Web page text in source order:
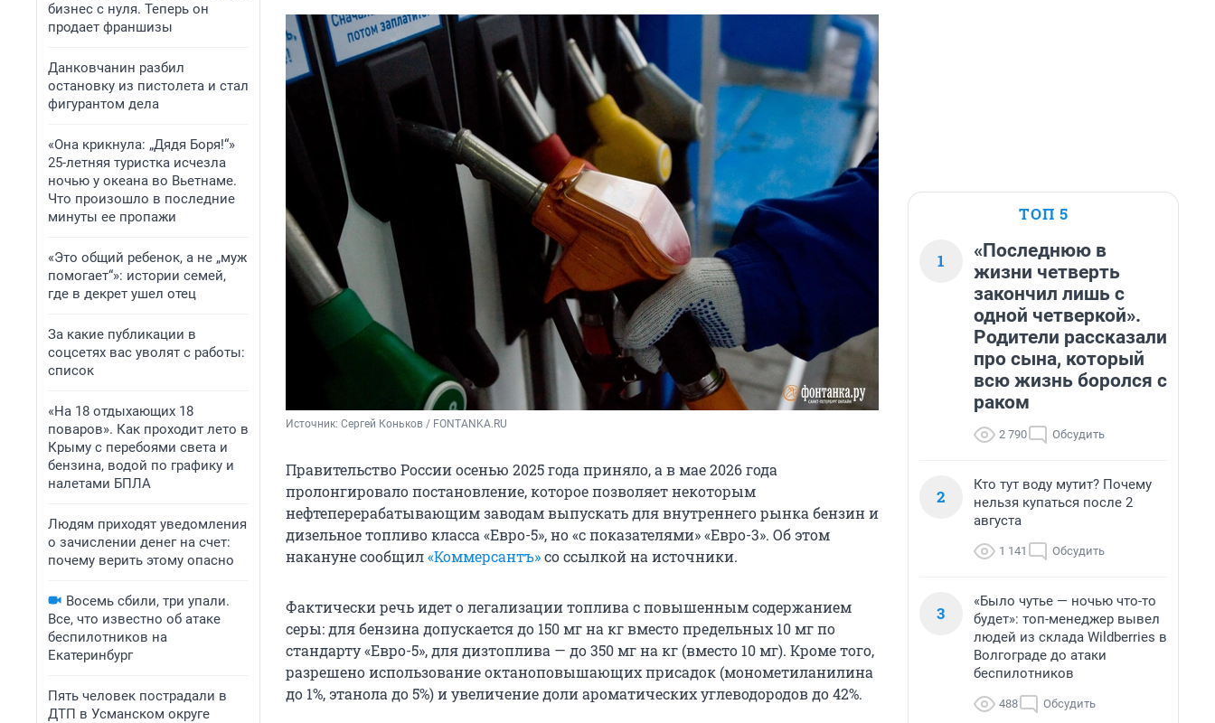
бизнес с нуля. Теперь он
продает франшизы
Данковчанин разбил
остановку из пистолета и стал
фигурантом дела
«Она крикнула: „Дядя Боря!“»
25-летняя туристка исчезла
ночью у океана во Вьетнаме.
Что произошло в последние
минуты ее пропажи
«Это общий ребенок, а не „муж
помогает“»: истории семей,
где в декрет ушел отец
За какие публикации в
соцсетях вас уволят с работы:
список
«На 18 отдыхающих 18
поваров». Как проходит лето в
Крыму с перебоями света и
бензина, водой по графику и
налетами БПЛА
Людям приходят уведомления
о зачислении денег на счет:
почему верить этому опасно
Восемь сбили, три упали.
Все, что известно об атаке
беспилотников на
Екатеринбург
Пять человек пострадали в
ДТП в Усманском округе
Источник: Сергей Коньков / FONTANKA.RU
Правительство России осенью 2025 года приняло, а в мае 2026 года
пролонгировало постановление, которое позволяет некоторым
нефтеперерабатывающим заводам выпускать для внутреннего рынка бензин и
дизельное топливо класса «Евро-5», но «с показателями» «Евро-3». Об этом
накануне сообщил«Коммерсантъ»со ссылкой на источники.
Фактически речь идет о легализации топлива с повышенным содержанием
серы: для бензина допускается до 150 мг на кг вместо предельных 10 мг по
стандарту «Евро-5», для дизтоплива — до 350 мг на кг (вместо 10 мг). Кроме того,
разрешено использование октаноповышающих присадок (монометиланилина
до 1%, этанола до 5%) и увеличение доли ароматических углеводородов до 42%.
ТОП 5
1
«Последнюю в
жизни четверть
закончил лишь с
одной четверкой».
Родители рассказали
про сына, который
всю жизнь боролся с
раком
2 790 Обсудить
2
Кто тут воду мутит? Почему
нельзя купаться после 2
августа
1 141 Обсудить
3
«Было чутье — ночью что-то
будет»: топ-менеджер вывел
людей из склада Wildberries в
Волгограде до атаки
беспилотников
488 Обсудить